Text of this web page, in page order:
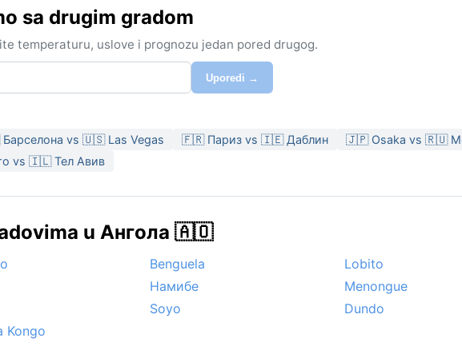
sa drugim gradom
temperaturu, uslove i prognozu jedan pored drugog.
Uporedi →
vs 🇺🇸 Las Vegas 🇫🇷 Париз vs 🇮🇪 Даблин
🇯🇵 Osaka vs 🇷🇺
vs 🇮🇱 Тел Авив
u Ангола 🇦🇴
Benguela
Lobito
Намибе
Menongue
Soyo
Dundo
Kongo